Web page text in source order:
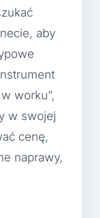
aby
worku”,
w swojej
cenę,
naprawy,